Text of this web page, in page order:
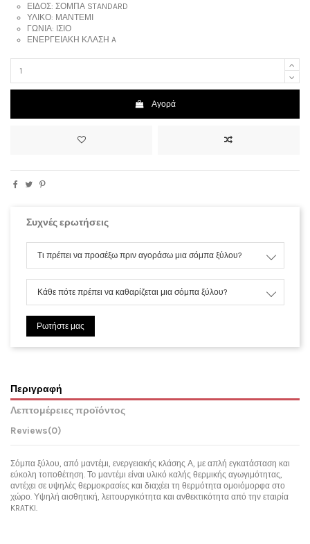
ΕΙΔΟΣ: ΣΟΜΠΑ STANDARD
ΥΛΙΚΟ: ΜΑΝΤΕΜΙ
ΓΩΝΙΑ: ΙΣΙΟ
ΕΝΕΡΓΕΙΑΚΗ ΚΛΑΣΗ A
Αγορά
Συχνές ερωτήσεις
Τι πρέπει να προσέξω πριν αγοράσω μια σόμπα ξύλου?
Κάθε πότε πρέπει να καθαρίζεται μια σόμπα ξύλου?
Ρωτήστε μας
Περιγραφή
Λεπτομέρειες προϊόντος
Reviews(0)
Σόμπα ξύλου, από μαντέμι, ενεργειακής κλάσης Α, με απλή εγκατάσταση και
εύκολη τοποθέτηση. Το μαντέμι είναι υλικό καλής θερμικής αγωγιμότητας,
αντέχει σε υψηλές θερμοκρασίες και διαχέει τη θερμότητα ομοιόμορφα στο
χώρο. Υψηλή αισθητική, λειτουργικότητα και ανθεκτικότητα από την εταιρία
KRATKI.